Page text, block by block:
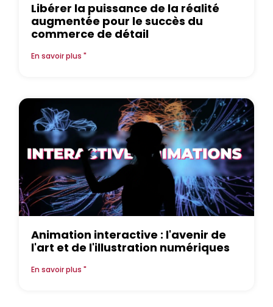
Libérer la puissance de la réalité
augmentée pour le succès du
commerce de détail
En savoir plus "
Animation interactive : l'avenir de
l'art et de l'illustration numériques
En savoir plus "